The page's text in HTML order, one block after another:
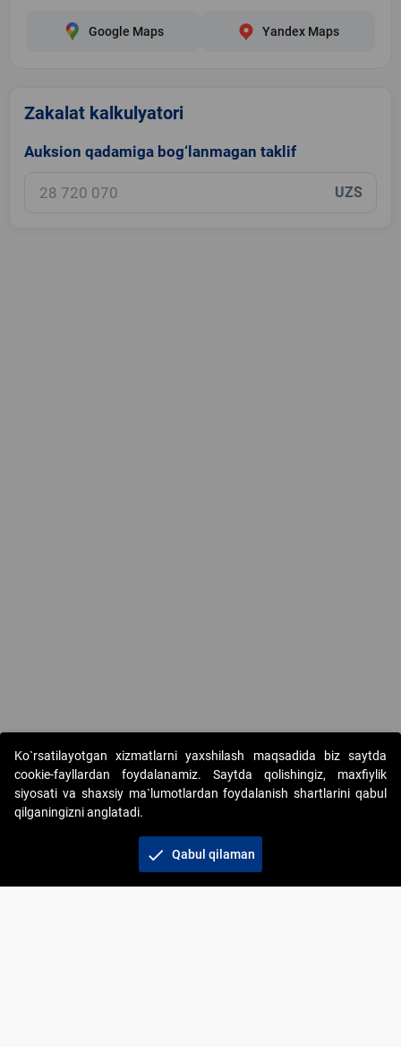
Google Maps Yandex Maps
Zakalat kalkulyatori
Auksion qadamiga bog‘lanmagan taklif
UZS
Copyright © 2017-2026. "Elektron onlayn-auksionlarni
tashkil etish" AJ. Barcha huquqlar himoyalangan
Ko`rsatilayotgan xizmatlarni yaxshilash maqsadida biz saytda
cookie-fayllardan foydalanamiz. Saytda qolishingiz, maxfiylik
siyosati va shaxsiy ma`lumotlardan foydalanish shartlarini qabul
qilganingizni anglatadi.
check Qabul qilaman